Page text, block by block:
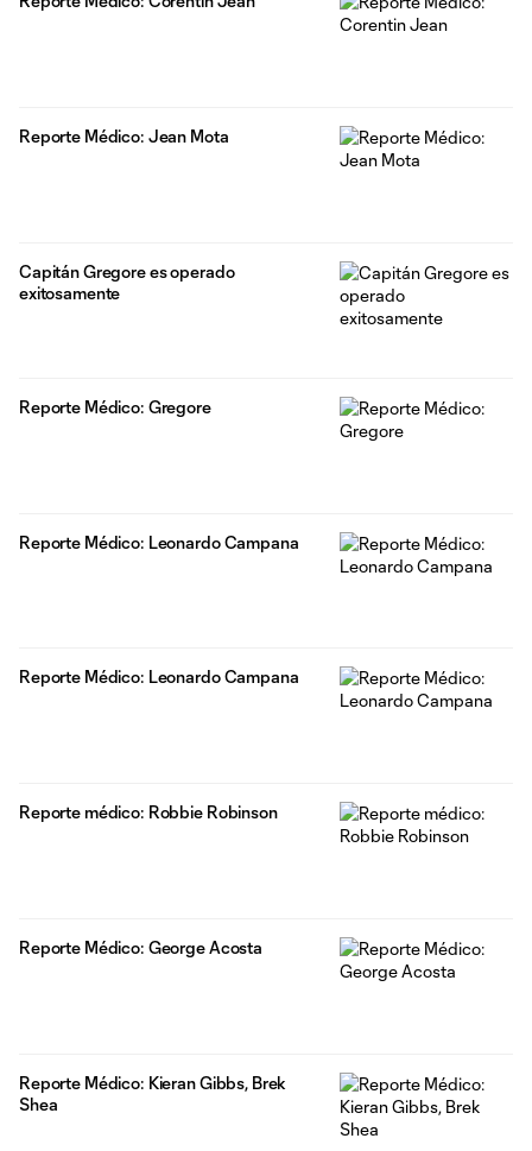
Reporte Médico: Jean Mota
Capitán Gregore es operado
exitosamente
Reporte Médico: Gregore
Reporte Médico: Leonardo Campana
Reporte Médico: Leonardo Campana
Reporte médico: Robbie Robinson
Reporte Médico: George Acosta
Reporte Médico: Kieran Gibbs, Brek
Shea